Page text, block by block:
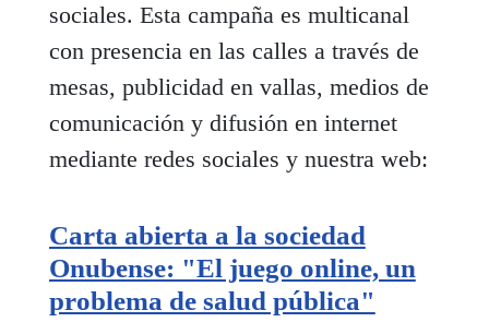
sociales. Esta campaña es multicanal
con presencia en las calles a través de
mesas, publicidad en vallas, medios de
comunicación y difusión en internet
mediante redes sociales y nuestra web:
Carta abierta a la sociedad
Onubense: "El juego online, un
problema de salud pública"